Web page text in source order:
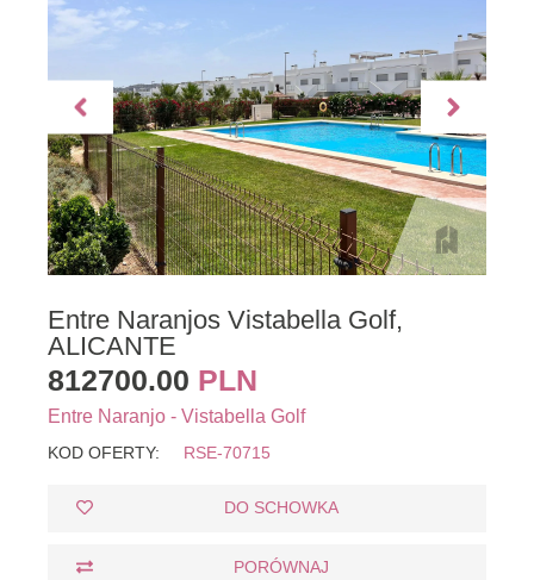
Entre Naranjos Vistabella Golf,
ALICANTE
812700.00 PLN
Entre Naranjo - Vistabella Golf
KOD OFERTY: RSE-70715
DO SCHOWKA
PORÓWNAJ